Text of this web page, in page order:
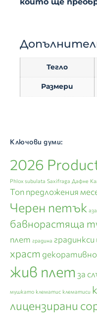
Тегло
Размери
Ключови думи:
2026
Phlox subulata Saxifraga Дафне
Топ предложения
Черен петък
бавнорастяща
плет градина
храст
жив плет за
мушкато клематис клематиси
лицензирани